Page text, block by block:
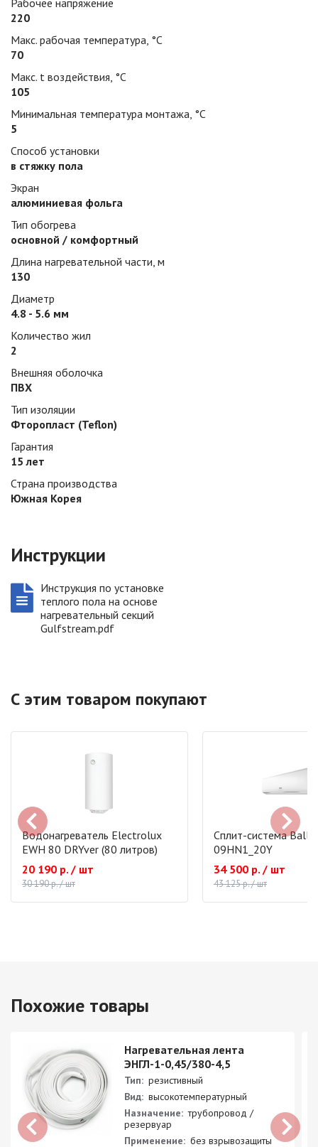
Рабочее напряжение
220
Макс. рабочая температура, °С
70
Макс. t воздействия, °С
105
Минимальная температура монтажа, °С
5
Способ установки
в стяжку пола
Экран
алюминиевая фольга
Тип обогрева
основной / комфортный
Длина нагревательной части, м
130
Диаметр
4.8 - 5.6 мм
Количество жил
2
Внешняя оболочка
ПВХ
Тип изоляции
Фторопласт (Teflon)
Гарантия
15 лет
Страна производства
Южная Корея
Инструкции
Инструкция по установке
теплого пола на основе
нагревательный секций
Gulfstream.pdf
С этим товаром покупают
Водонагреватель Electrolux
EWH 80 DRYver (80 литров)
20 190 р. / шт
30 190 р. / шт
Сплит-система Ballu
09HN1_20Y
34 500 р. / шт
43 125 р. / шт
Похожие товары
Нагревательная лента
ЭНГЛ-1-0,45/380-4,5
Тип: резистивный
Вид: высокотемпературный
Назначение: трубопровод /
резервуар
Применение: без взрывозащиты